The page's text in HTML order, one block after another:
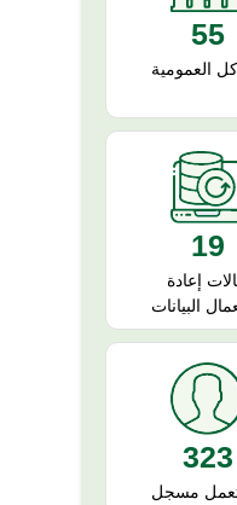
55
العمومية
19
إعادة
البيانات
323
مسجل